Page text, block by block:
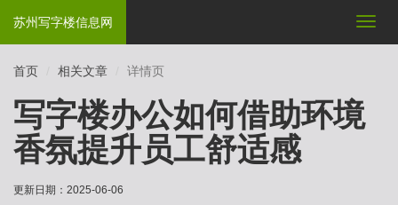
切
苏州写字楼信息网
首页 相关文章 详情页
写字楼办公如何借助环境
香氛提升员工舒适感
更新日期： 2025-06-06